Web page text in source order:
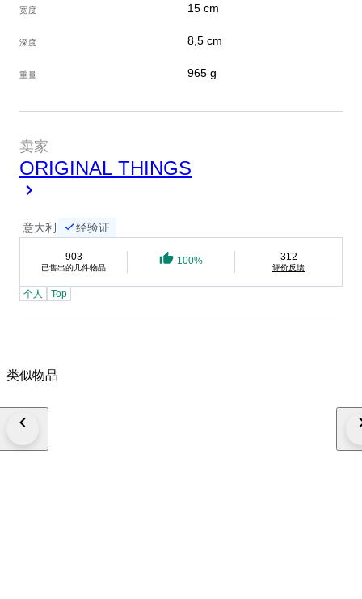
我的Catawiki账号源于希望继续与新的爱好者分享这
些物品的美丽和故事。我保证专业知识、真实的描
宽度 15 cm
深度 8,5 cm
重量 965 g
卖家
ORIGINAL THINGS
意大利 经验证
903
已售出的几件物品
100% 312
评价反馈
个人 Top
类似物品